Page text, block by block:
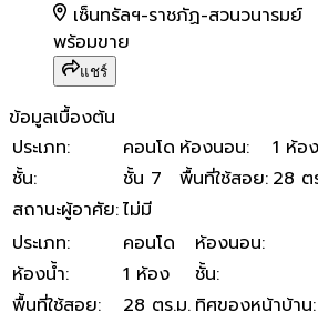
เซ็นทรัลฯ-ราชภัฏ-สวนวนารมย์
พร้อมขาย
แชร์
ข้อมูลเบื้องต้น
ประเภท: คอนโด ห้องนอน: 1 ห้อง
ชั้น: ชั้น 7 พื้นที่ใช้สอย: 28 ต
สถานะผู้อาศัย:ไม่มี
ประเภท: คอนโด ห้องนอน:
ห้องน้ำ: 1 ห้อง ชั้น:
พื้นที่ใช้สอย: 28 ตร.ม. ทิศของหน้าบ้าน: